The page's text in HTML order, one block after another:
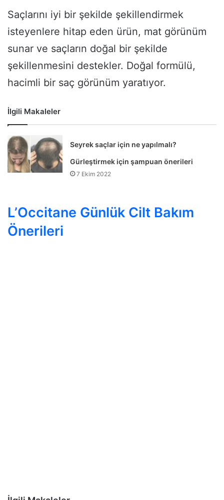
Saçlarını iyi bir şekilde şekillendirmek
isteyenlere hitap eden ürün, mat görünüm
sunar ve saçların doğal bir şekilde
şekillenmesini destekler. Doğal formülü,
hacimli bir saç görünüm yaratıyor.
İlgili Makaleler
Seyrek saçlar için ne yapılmalı?
Gürleştirmek için şampuan önerileri
7 Ekim 2022
L’Occitane Günlük Cilt Bakım
Önerileri